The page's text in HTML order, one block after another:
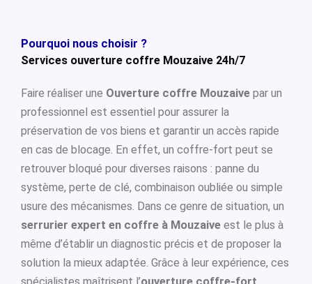
Pourquoi nous choisir ?
Services ouverture coffre Mouzaive 24h/7
Faire réaliser une Ouverture coffre Mouzaive par un
professionnel est essentiel pour assurer la
préservation de vos biens et garantir un accès rapide
en cas de blocage. En effet, un coffre-fort peut se
retrouver bloqué pour diverses raisons : panne du
système, perte de clé, combinaison oubliée ou simple
usure des mécanismes. Dans ce genre de situation, un
serrurier expert en coffre à Mouzaive est le plus à
même d’établir un diagnostic précis et de proposer la
solution la mieux adaptée. Grâce à leur expérience, ces